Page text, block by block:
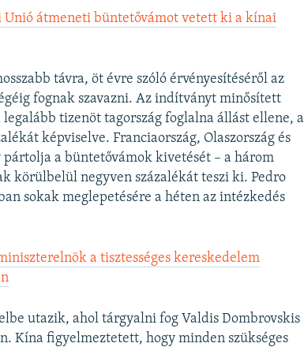
Unió átmeneti büntetővámot vetett ki a kínai
távra, öt évre szóló érvényesítéséről az
fognak szavazni. Az indítványt minősített
tizenöt tagország foglalna állást ellene, a
képviselve. Franciaország, Olaszország és
a büntetővámok kivetését – a három
körülbelül negyven százalékát teszi ki. Pedro
sokak meglepetésére a héten az intézkedés
a tisztességes kereskedelem
utazik, ahol tárgyalni fog Valdis Dombrovskis
Kína figyelmeztetett, hogy minden szükséges